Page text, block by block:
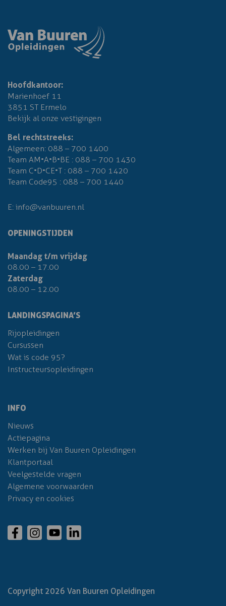
Hoofdkantoor:
Marienhoef 11
3851 ST Ermelo
Bekijk al onze vestigingen
Bel rechtstreeks:
Algemeen: 088 – 700 1400
Team AM•A•B•BE : 088 – 700 1430
Team C•D•CE•T : 088 – 700 1420
Team Code95 : 088 – 700 1440
E: info@vanbuuren.nl
OPENINGSTIJDEN
Maandag t/m vrijdag
08.00 – 17.00
Zaterdag
08.00 – 12.00
LANDINGSPAGINA’S
Rijopleidingen
Cursussen
Wat is code 95?
Instructeursopleidingen
INFO
Nieuws
Actiepagina
Werken bij Van Buuren Opleidingen
Klantportaal
Veelgestelde vragen
Algemene voorwaarden
Privacy en cookies
Copyright 2026 Van Buuren Opleidingen